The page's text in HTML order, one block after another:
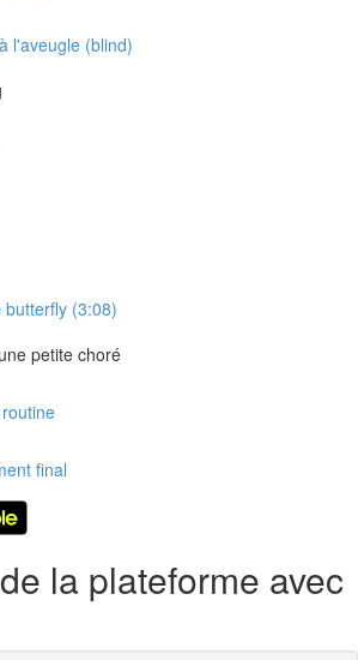
l'aveugle (blind)
butterfly (3:08)
petite choré
final
la plateforme avec